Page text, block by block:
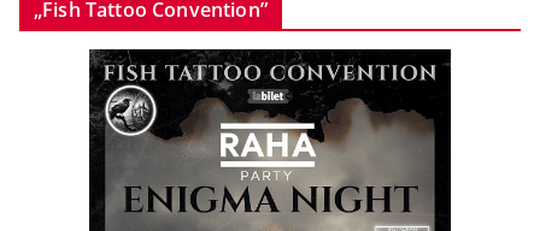
„Fish Tattoo Convention”